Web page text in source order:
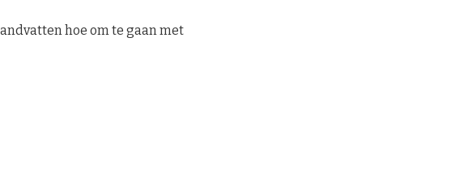
hoe om te gaan met